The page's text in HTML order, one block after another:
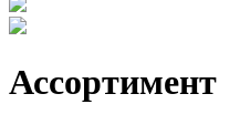
Ассортимент